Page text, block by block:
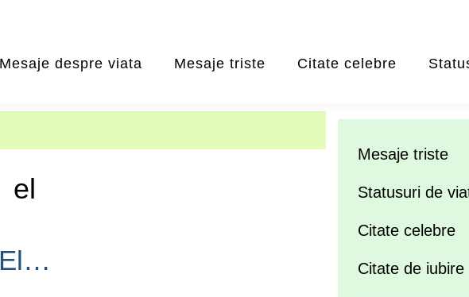
Mesaje despre viata Mesaje triste Citate celebre
el
Mesaje triste
Statusuri de
Citate celebre
Citate de iubire